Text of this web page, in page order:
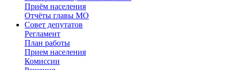
Приём населения
Отчёты главы МО
Совет депутатов
Регламент
План работы
Прием населения
Комиссии